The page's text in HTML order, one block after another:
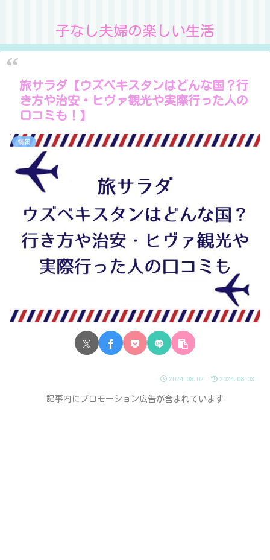
子なし夫婦の楽しい生活
旅サラダ【ウズベキスタンはどんな国？行
き方や治安・ヒヴァ観光や実際行った人の
口コミも！】
情報
2024.08.02 2024.08.03
記事内にプロモーション広告が含まれています